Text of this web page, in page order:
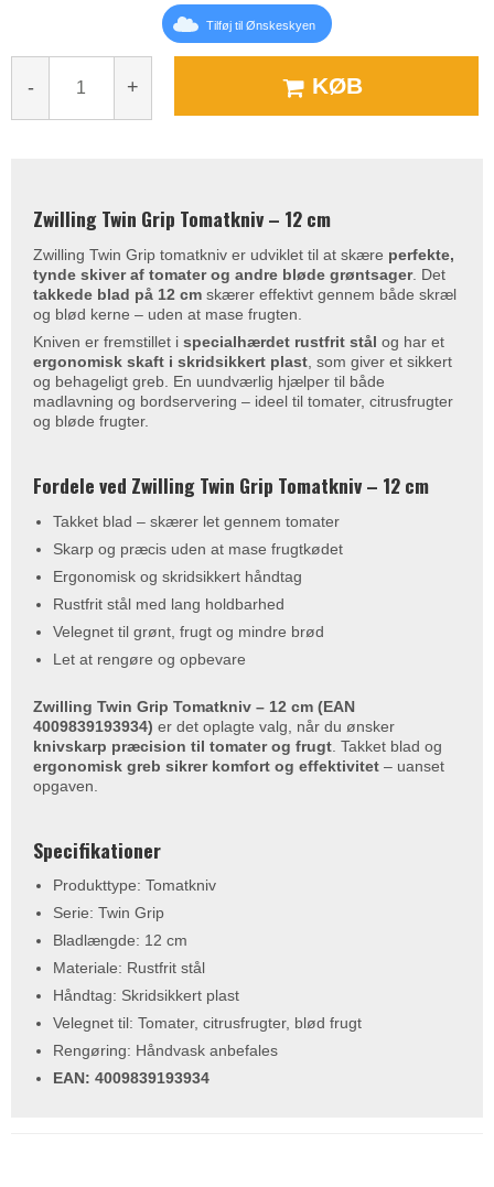
Tilføj til Ønskeskyen
- + KØB
Zwilling Twin Grip Tomatkniv – 12 cm
Zwilling Twin Grip tomatkniv er udviklet til at skære perfekte,
tynde skiver af tomater og andre bløde grøntsager. Det
takkede blad på 12 cm skærer effektivt gennem både skræl
og blød kerne – uden at mase frugten.
Kniven er fremstillet i specialhærdet rustfrit stål og har et
ergonomisk skaft i skridsikkert plast , som giver et sikkert
og behageligt greb. En uundværlig hjælper til både
madlavning og bordservering – ideel til tomater, citrusfrugter
og bløde frugter.
Fordele ved Zwilling Twin Grip Tomatkniv – 12 cm
Takket blad – skærer let gennem tomater
Skarp og præcis uden at mase frugtkødet
Ergonomisk og skridsikkert håndtag
Rustfrit stål med lang holdbarhed
Velegnet til grønt, frugt og mindre brød
Let at rengøre og opbevare
Zwilling Twin Grip Tomatkniv – 12 cm (EAN
4009839193934) er det oplagte valg, når du ønsker
knivskarp præcision til tomater og frugt . Takket blad og
ergonomisk greb sikrer komfort og effektivitet – uanset
opgaven.
Specifikationer
Produkttype: Tomatkniv
Serie: Twin Grip
Bladlængde: 12 cm
Materiale: Rustfrit stål
Håndtag: Skridsikkert plast
Velegnet til: Tomater, citrusfrugter, blød frugt
Rengøring: Håndvask anbefales
EAN: 4009839193934